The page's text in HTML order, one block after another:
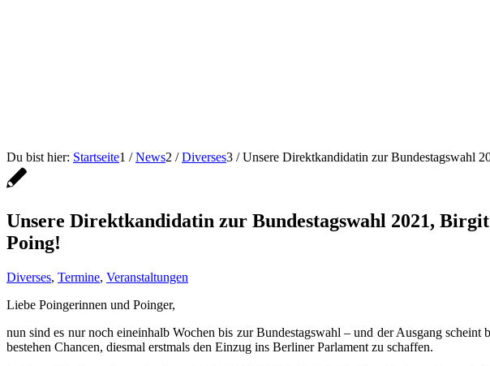
Du bist hier: Startseite1 / News2 / Diverses3 / Unsere Direktkandidatin zur Bundestagswahl
Unsere Direktkandidatin zur Bundestagswahl 2021,
Poing!
Diverses, Termine, Veranstaltungen
Liebe Poingerinnen und Poinger,
nun sind es nur noch eineinhalb Wochen bis zur Bundestagswahl – und der Ausgang
bestehen Chancen, diesmal erstmals den Einzug ins Berliner Parlament zu schaffen.